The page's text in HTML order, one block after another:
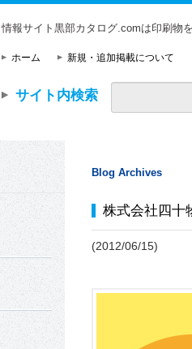
情報サイト黒部カタログ.comは印刷物
ホーム 新規・追加掲載について
サイト内検索
Blog Archives
株式会社四十
(2012/06/15)